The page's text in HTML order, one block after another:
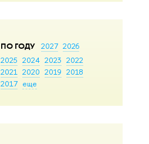
ПО ГОДУ 2027 2026
2025 2024 2023 2022
2021 2020 2019 2018
2017 еще